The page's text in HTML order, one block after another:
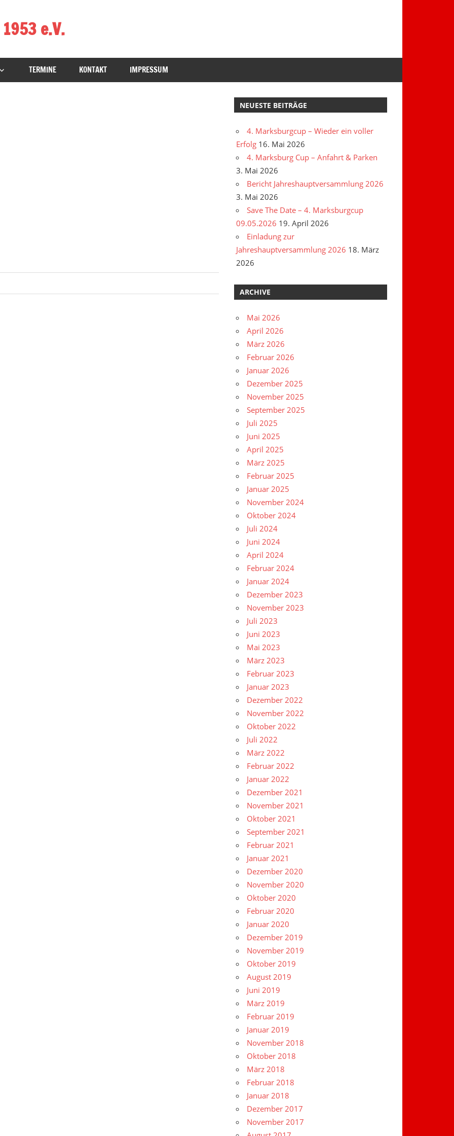
e.V.
TERMINE KONTAKT IMPRESSUM
NEUESTE BEITRÄGE
4. Marksburgcup – Wieder ein voller
Erfolg 16. Mai 2026
4. Marksburg Cup – Anfahrt & Parken
3. Mai 2026
Bericht Jahreshauptversammlung 2026
3. Mai 2026
Save The Date – 4. Marksburgcup
09.05.2026 19. April 2026
Einladung zur
Jahreshauptversammlung 2026 18. März
2026
ARCHIVE
Mai 2026
April 2026
März 2026
Februar 2026
Januar 2026
Dezember 2025
November 2025
September 2025
Juli 2025
Juni 2025
April 2025
März 2025
Februar 2025
Januar 2025
November 2024
Oktober 2024
Juli 2024
Juni 2024
April 2024
Februar 2024
Januar 2024
Dezember 2023
November 2023
Juli 2023
Juni 2023
Mai 2023
März 2023
Februar 2023
Januar 2023
Dezember 2022
November 2022
Oktober 2022
Juli 2022
März 2022
Februar 2022
Januar 2022
Dezember 2021
November 2021
Oktober 2021
September 2021
Februar 2021
Januar 2021
Dezember 2020
November 2020
Oktober 2020
Februar 2020
Januar 2020
Dezember 2019
November 2019
Oktober 2019
August 2019
Juni 2019
März 2019
Februar 2019
Januar 2019
November 2018
Oktober 2018
März 2018
Februar 2018
Januar 2018
Dezember 2017
November 2017